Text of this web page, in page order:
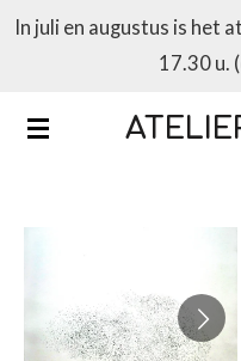
Ga
de
In juli en augustus is het
17.30 u.